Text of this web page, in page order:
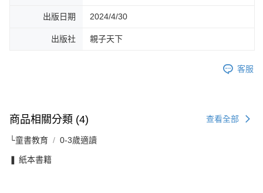
出版日期 2024/4/30
出版社 親子天下
客服
商品相關分類 (4) 查看全部
└童書教育 0-3歲適讀
❚ 紙本書籍